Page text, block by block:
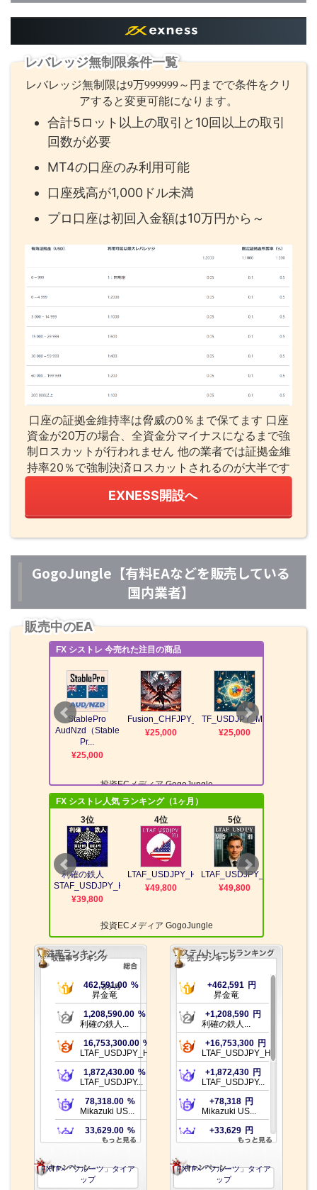
レバレッジ無制限条件一覧
レバレッジ無制限は9万999999～円までで条件をクリ
アすると変更可能になります。
合計5ロット以上の取引と10回以上の取引
回数が必要
MT4の口座のみ利用可能
口座残高が1,000ドル未満
プロ口座は初回入金額は10万円から～
口座の証拠金維持率は脅威の0％まで保てます 口座
資金が20万の場合、全資金分マイナスになるまで強
制ロスカットが行われません 他の業者では証拠金維
持率20％で強制決済ロスカットされるのが大半です
EXNESS開設へ
GogoJungle【有料EAなどを販売している
国内業者】
販売中のEA